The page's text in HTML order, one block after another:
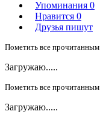
Упоминания 0
Нравится 0
Друзья пишут
Пометить все прочитанным
Загружаю.....
Пометить все прочитанным
Загружаю.....